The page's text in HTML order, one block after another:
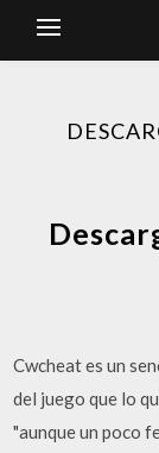
Cwcheat es un
del juego que lo
"aunque un poco